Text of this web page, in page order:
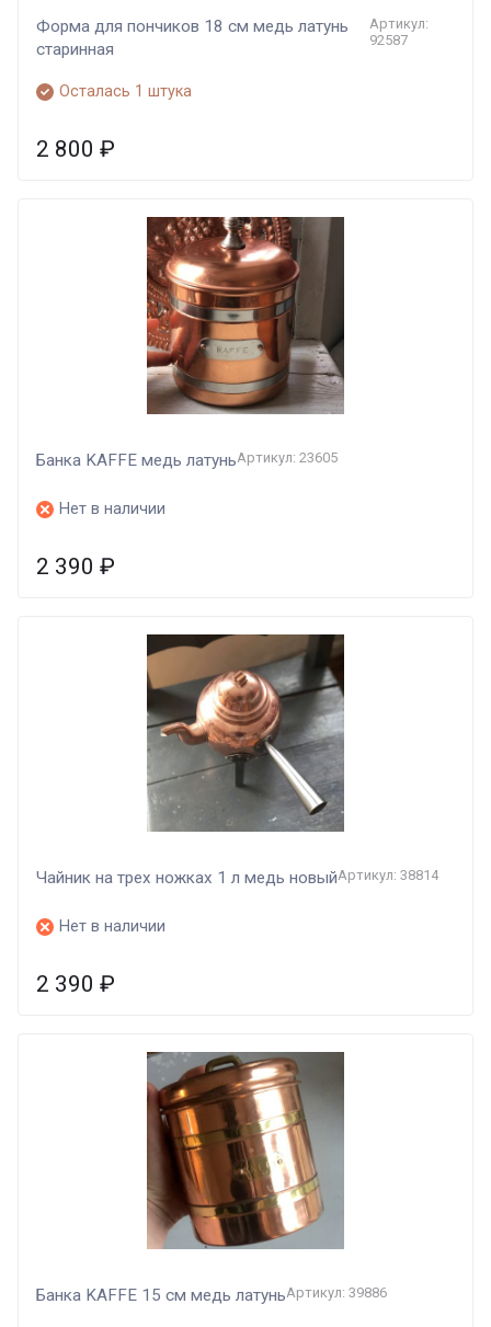
Форма для пончиков 18 см медь латунь
старинная
Артикул:
92587
Осталась 1 штука
2 800 ₽
Банка KAFFE медь латуньАртикул: 23605
Нет в наличии
2 390 ₽
Чайник на трех ножках 1 л медь новыйАртикул: 38814
Нет в наличии
2 390 ₽
Банка KAFFE 15 см медь латуньАртикул: 39886